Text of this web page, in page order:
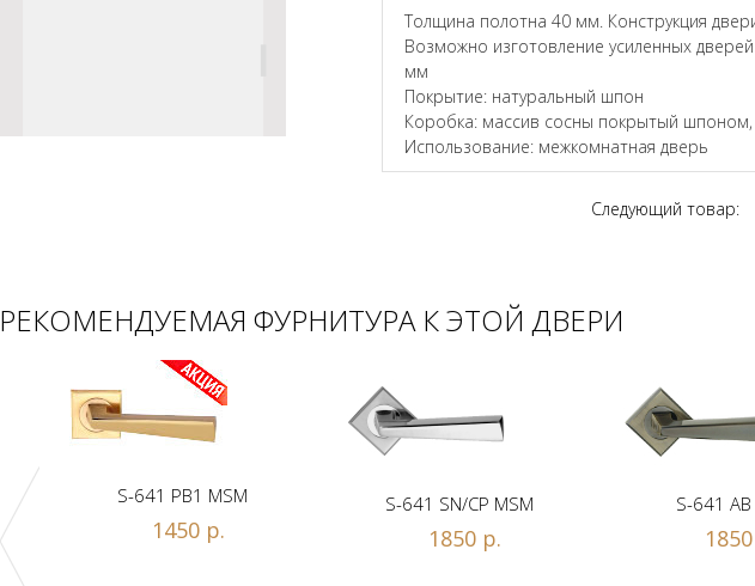
Толщина полотна 40 мм. Конструкция
Возможно изготовление усиленных
мм
Покрытие: натуральный шпон
Коробка: массив сосны покрытый
Использование: межкомнатная дверь
Следующий товар:
РЕКОМЕНДУЕМАЯ ФУРНИТУРА К ЭТОЙ ДВЕРИ
S-641 PB1 MSM
1450 р.
S-641 SN/CP MSM
1850 р.
S-641 AB